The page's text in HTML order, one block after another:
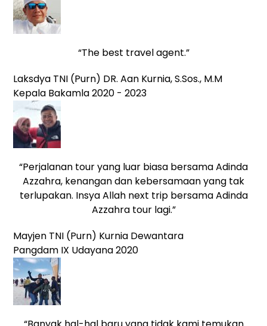
“The best travel agent.”
Laksdya TNI (Purn) DR. Aan Kurnia, S.Sos., M.M
Kepala Bakamla 2020 - 2023
“Perjalanan tour yang luar biasa bersama Adinda
Azzahra, kenangan dan kebersamaan yang tak
terlupakan. Insya Allah next trip bersama Adinda
Azzahra tour lagi.”
Mayjen TNI (Purn) Kurnia Dewantara
Pangdam IX Udayana 2020